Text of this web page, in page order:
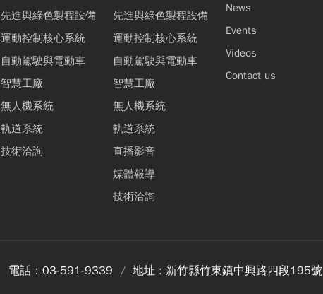
先進與綠色製程設備
運動控制核心系統
自動駕駛與電動車
智慧工廠
無人機系統
軌道系統
技術洽詢
先進與綠色製程設備
運動控制核心系統
自動駕駛與電動車
智慧工廠
無人機系統
軌道系統
直播影音
媒體報導
技術洽詢
News
Events
Videos
Contact us
電話： 03-591-9339 地址 : 新竹縣竹東鎮中興路四段195號